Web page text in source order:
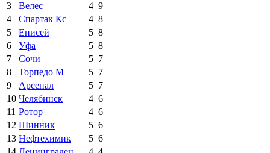
3
Велес 4 9
4
Спартак Кс 4 8
5
Енисей 5 8
6
Уфа 5 8
7
Сочи 5 7
8
Торпедо М 5 7
9
Арсенал 5 7
10 Челябинск 4 6
11 Ротор 4 6
12 Шинник 5 6
13 Нефтехимик 5 6